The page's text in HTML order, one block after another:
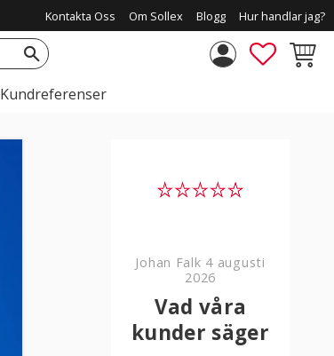
Kontakta Oss Om Sollex Blogg Hur handlar jag?
Kundreferenser
Johan Falk 4 augusti
2026
Vad våra
kunder säger